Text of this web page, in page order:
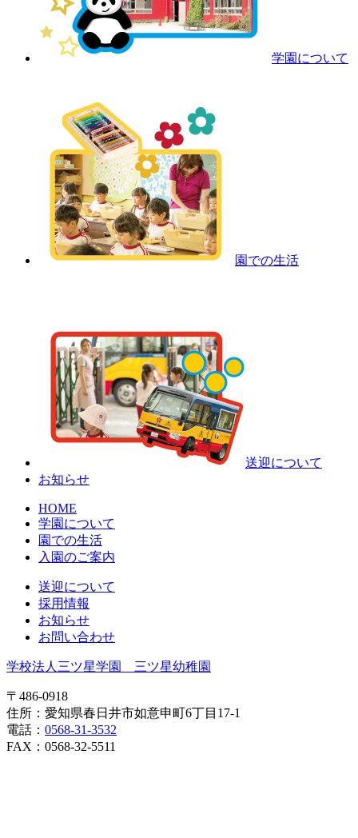
学園について
園での生活
送迎について
お知らせ
HOME
学園について
園での生活
入園のご案内
送迎について
採用情報
お知らせ
お問い合わせ
学校法人三ツ星学園 三ツ星幼稚園
〒486-0918
住所：愛知県春日井市如意申町6丁目17-1
電話： 0568-31-3532
FAX：0568-32-5511